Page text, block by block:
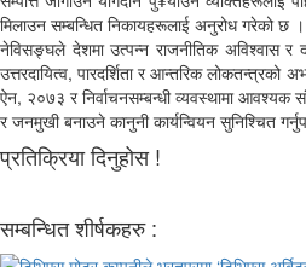
मिलाउन सम्बन्धित निकायहरूलाई अनुरोध गरेको छ ।
नेविसङ्घले देशमा उत्पन्न राजनीतिक अविश्वास
उत्तरदायित्व, पारदर्शिता र आन्तरिक लोकतन्त्रको
ऐन, २०७३ र निर्वाचनसम्बन्धी व्यवस्थामा आवश्यक
र जनमुखी बनाउने कानुनी कार्यन्वियन सुनिश्चित
प्रतिक्रिया दिनुहोस !
सम्बन्धित शीर्षकहरु :